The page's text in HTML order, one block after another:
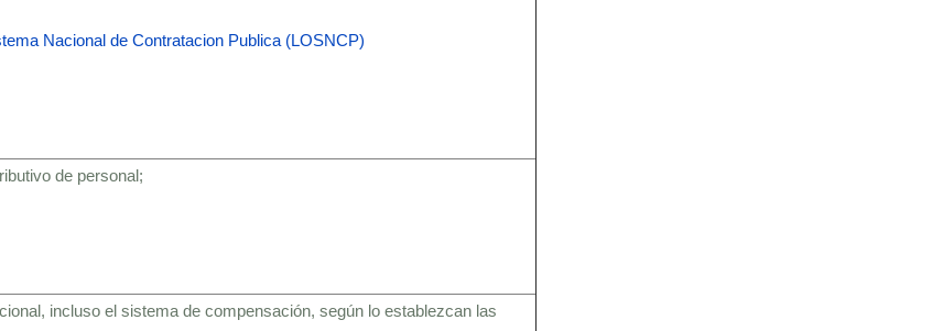
Nacional de Contratacion Publica (LOSNCP)
de personal;
incluso el sistema de compensación, según lo establezcan las